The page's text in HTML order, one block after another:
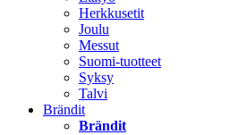
Herkkusetit
Joulu
Messut
Suomi-tuotteet
Syksy
Talvi
Brändit
Brändit